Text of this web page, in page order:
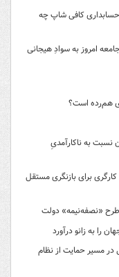
حسابداری کافی شاپ چه
امروز به سوادِ هیجانی
هم‌رده است؟
به ناکارآمدیِ
برای بازنگری مستقل
طرح «نصفه‌نیمه» دولت
را به زانو درآورد
در مسیر حمایت از نظام